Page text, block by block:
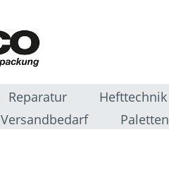
Reparatur Hefttechnik
Versandbedarf
Paletten